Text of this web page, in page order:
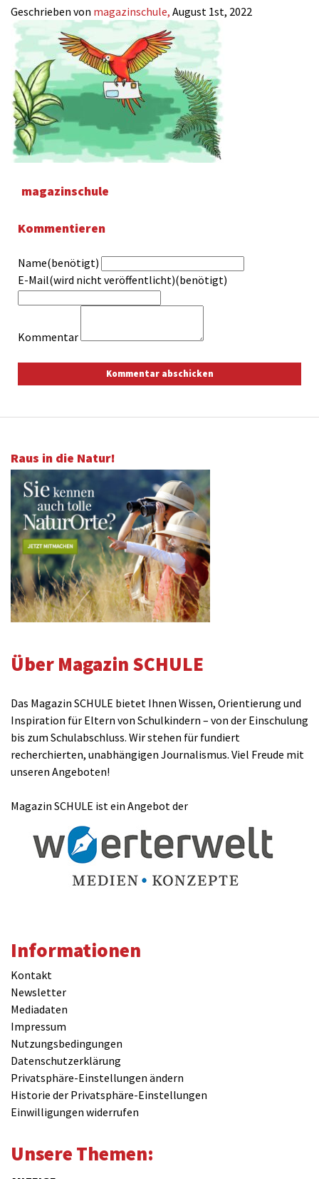
Geschrieben von magazinschule, August 1st, 2022
magazinschule
Kommentieren
Name(benötigt)
E-Mail(wird nicht veröffentlicht)(benötigt)
Kommentar
Raus in die Natur!
Über Magazin SCHULE
Das Magazin SCHULE bietet Ihnen Wissen, Orientierung und
Inspiration für Eltern von Schulkindern – von der Einschulung
bis zum Schulabschluss. Wir stehen für fundiert
recherchierten, unabhängigen Journalismus. Viel Freude mit
unseren Angeboten!
Magazin SCHULE ist ein Angebot der
Informationen
Kontakt
Newsletter
Mediadaten
Impressum
Nutzungsbedingungen
Datenschutzerklärung
Privatsphäre-Einstellungen ändern
Historie der Privatsphäre-Einstellungen
Einwilligungen widerrufen
Unsere Themen: